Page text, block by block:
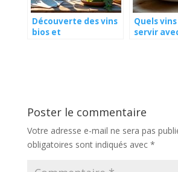
Découverte des vins
bios et
Quels
servir
Poster le commentaire
Votre adresse e-mail ne sera pas
obligatoires sont indiqués avec *